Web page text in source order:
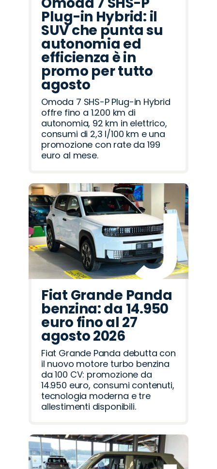
Plug-in Hybrid: il
SUV che punta su
autonomia ed
efficienza è in
promo per tutto
agosto
Omoda 7 SHS-P Plug-in Hybrid
offre fino a 1.200 km di
autonomia, 92 km in elettrico,
consumi di 2,3 l/100 km e una
promozione con rate da 199
euro al mese.
Fiat Grande Panda
benzina: da 14.950
euro fino al 27
agosto 2026
Fiat Grande Panda debutta con
il nuovo motore turbo benzina
da 100 CV: promozione da
14.950 euro, consumi contenuti,
tecnologia moderna e tre
allestimenti disponibili.